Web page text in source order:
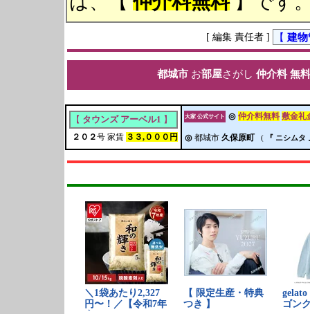
[ 編集 責任者 ] 【 建物
都城市お部屋さがし 仲介料 無料
【 タウンズ アーベル1 】
２０２号 家賃 ３３,０００円
大家 公式サイト ◎ 仲介料無料 敷金礼
◎ 都城市 久保原町 ( 『 ニシム